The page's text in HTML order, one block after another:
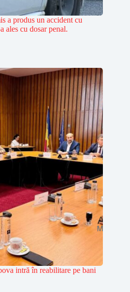
a produs un accident cu
ales cu dosar penal.
intră în reabilitare pe bani